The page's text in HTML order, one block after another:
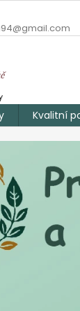
Kvalitní